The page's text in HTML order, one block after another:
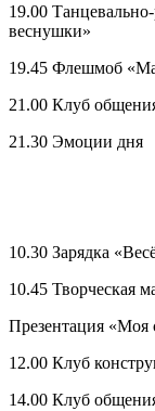
19.00
веснушки»
19.45 Флешмоб
21.00 Клуб
21.30 Эмоции дня
10.30 Зарядка
10.45 Творческая
Презентация «Моя
12.00 Клуб
14.00 Клуб